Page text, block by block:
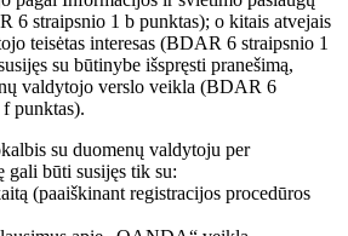
6 straipsnio 1 b punktas); o kitais atvejais
teisėtas interesas (BDAR 6 straipsnio 1
su būtinybe išspręsti pranešimą,
valdytojo verslo veikla (BDAR 6
punktas).
su duomenų valdytoju per
gali būti susijęs tik su:
(paaiškinant registracijos procedūros